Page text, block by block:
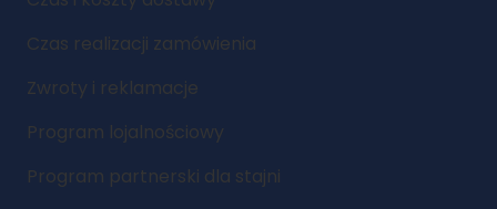
Czas realizacji zamówienia
Zwroty i reklamacje
Program lojalnościowy
Program partnerski dla stajni